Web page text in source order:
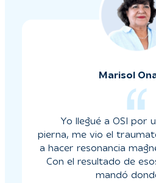
Marisol
Yo llegué a OSI por
pierna, me vio el
a hacer resonancia
Con el resultado de
mandó